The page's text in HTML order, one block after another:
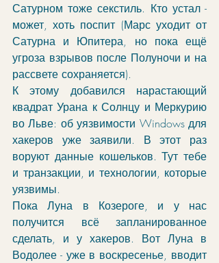
Сатурном тоже секстиль. Кто устал -
может, хоть поспит (Марс уходит от
Сатурна и Юпитера, но пока ещё
угроза взрывов после Полуночи и на
рассвете сохраняется).
К этому добавился нарастающий
квадрат Урана к Солнцу и Меркурию
во Льве: об уязвимости Windows для
хакеров уже заявили. В этот раз
воруют данные кошельков. Тут тебе
и транзакции, и технологии, которые
уязвимы.
Пока Луна в Козероге, и у нас
получится всё запланированное
сделать, и у хакеров. Вот Луна в
Водолее - уже в воскресенье, вводит